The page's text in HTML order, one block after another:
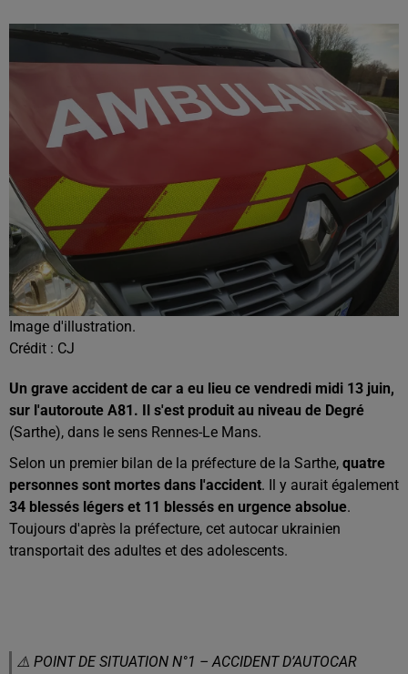
Image d'illustration.
Crédit : CJ
Un grave accident de car a eu lieu ce vendredi midi 13 juin,
sur l'autoroute A81. Il s'est produit au niveau de Degré
(Sarthe), dans le sens Rennes-Le Mans.
Selon un premier bilan de la préfecture de la Sarthe, quatre
personnes sont mortes dans l'accident. Il y aurait également
34 blessés légers et 11 blessés en urgence absolue.
Toujours d'après la préfecture, cet autocar ukrainien
transportait des adultes et des adolescents.
⚠️ POINT DE SITUATION N°1 – ACCIDENT D’AUTOCAR